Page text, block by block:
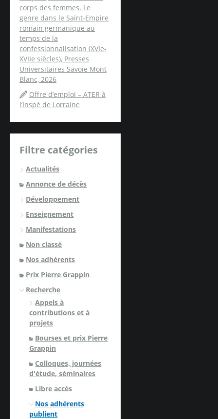
corps des femmes. Le
genre dans le Saint-Empire
romain germanique au
temps de la
confessionnalisation (XVIe-
XVIIe siècles), Presses
Universitaires Savoie Mont
Blanc, 2026
Offre d’emploi – ATER à
l’Inspé de Lorraine
Filtre catégories
Actualités
Annonce de décès
Développement
Enseignement
Manifestations
Non classé
Nos adhérents
Prix Pierre Grappin
Recherche
Appels à
contributions et à
projets
Bourses et prix Pierre
Grappin
Colloques, journées
d'étude, séminaires
Libre accès
Nos adhérents
publient